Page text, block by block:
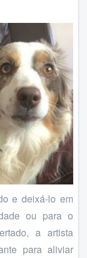
e deixá-lo em
ou para o
a artista
para aliviar